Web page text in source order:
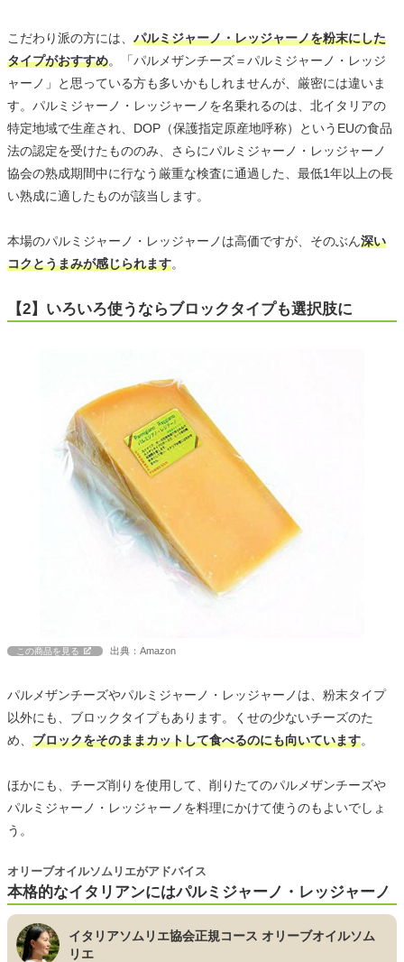
こだわり派の方には、 パルミジャーノ・レッジャーノを粉末にした
タイプがおすすめ。「パルメザンチーズ＝パルミジャーノ・レッジ
ャーノ」と思っている方も多いかもしれませんが、厳密には違いま
す。パルミジャーノ・レッジャーノを名乗れるのは、北イタリアの
特定地域で生産され、DOP（保護指定原産地呼称）というEUの食品
法の認定を受けたもののみ、さらにパルミジャーノ・レッジャーノ
協会の熟成期間中に行なう厳重な検査に通過した、最低1年以上の長
い熟成に適したものが該当します。
本場のパルミジャーノ・レッジャーノは高価ですが、そのぶん深い
コクとうまみが感じられます。
【2】いろいろ使うならブロックタイプも選択肢に
この商品を見る 出典：Amazon
パルメザンチーズやパルミジャーノ・レッジャーノは、粉末タイプ
以外にも、ブロックタイプもあります。くせの少ないチーズのた
め、 ブロックをそのままカットして食べるのにも向いています。
ほかにも、チーズ削りを使用して、削りたてのパルメザンチーズや
パルミジャーノ・レッジャーノを料理にかけて使うのもよいでしょ
う。
本格的なイタリアンにはパルミジャーノ・レッジャーノ
オリーブオイルソムリエがアドバイス
イタリアソムリエ協会正規コース オリーブオイルソム
リエ